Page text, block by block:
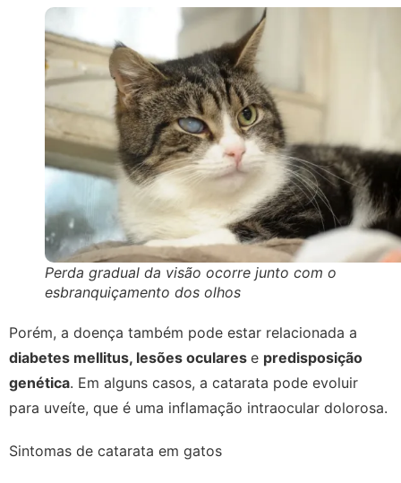
Perda gradual da visão ocorre junto com o
esbranquiçamento dos olhos
Porém, a doença também pode estar relacionada a
diabetes mellitus, lesões oculares e predisposição
genética. Em alguns casos, a catarata pode evoluir
para uveíte, que é uma inflamação intraocular dolorosa.
Sintomas de catarata em gatos